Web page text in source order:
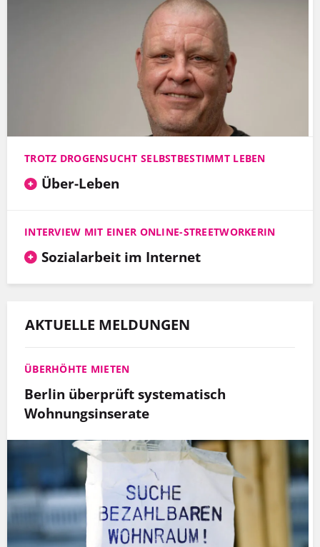
TROTZ DROGENSUCHT SELBSTBESTIMMT LEBEN
Über-Leben
INTERVIEW MIT EINER ONLINE-STREETWORKERIN
Sozialarbeit im Internet
AKTUELLE MELDUNGEN
ÜBERHÖHTE MIETEN
Berlin überprüft systematisch
Wohnungsinserate